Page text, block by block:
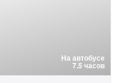
На автобусе
7.5 часов